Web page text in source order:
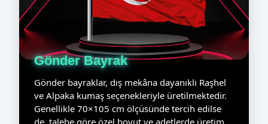
Gönder Bayrak
Gönder bayraklar, dış mekâna dayanıklı Raşhel
ve Alpaka kumaş seçenekleriyle üretilmektedir.
Genellikle 70×105 cm ölçüsünde tercih edilse